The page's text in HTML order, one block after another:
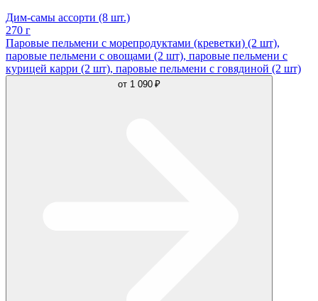
Дим-самы ассорти (8 шт.)
270 г
Паровые пельмени с морепродуктами (креветки) (2 шт),
паровые пельмени с овощами (2 шт), паровые пельмени с
курицей карри (2 шт), паровые пельмени с говядиной (2 шт)
от 1 090 ₽